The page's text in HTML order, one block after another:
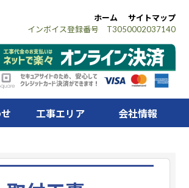
ホーム
サイトマップ
インボイス登録番号 T3050002037140
工事エリア 会社情報